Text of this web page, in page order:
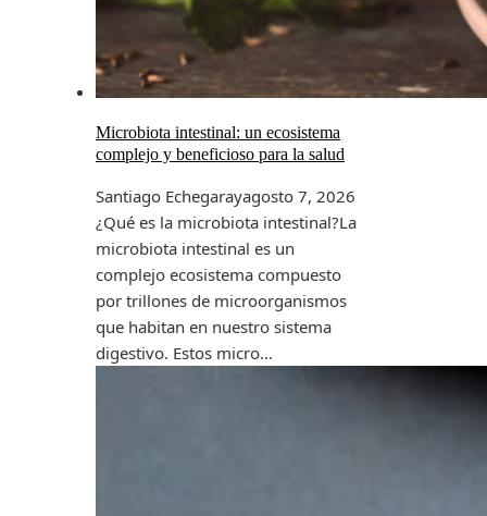
Microbiota intestinal: un ecosistema
complejo y beneficioso para la salud
Santiago Echegarayagosto 7, 2026
¿Qué es la microbiota intestinal?La
microbiota intestinal es un
complejo ecosistema compuesto
por trillones de microorganismos
que habitan en nuestro sistema
digestivo. Estos micro...